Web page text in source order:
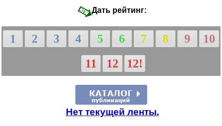
Дать рейтинг:
1 2 3 4 5 6 7 8 9
10
11
12 12!
Нет текущей ленты.